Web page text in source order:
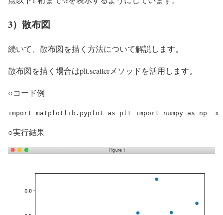
3）散布図
続いて、散布図を描く方法について解説します。
散布図を描く場合はplt.scatterメソッドを活用します。
○コード例
import matplotlib.pyplot as plt import numpy as np
○実行結果